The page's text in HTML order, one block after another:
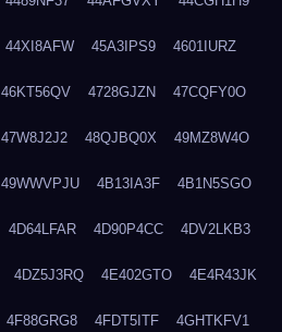
44XI8AFW 45A3IPS9 4601IURZ
46KT56QV 4728GJZN 47CQFY0O
47W8J2J2 48QJBQ0X 49MZ8W4O
49WWVPJU 4B13IA3F 4B1N5SGO
4D64LFAR 4D90P4CC 4DV2LKB3
4DZ5J3RQ 4E402GTO 4E4R43JK
4F88GRG8 4FDT5ITF 4GHTKFV1